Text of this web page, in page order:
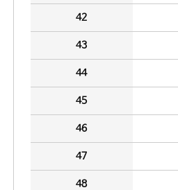
42
43
44
45
46
47
48